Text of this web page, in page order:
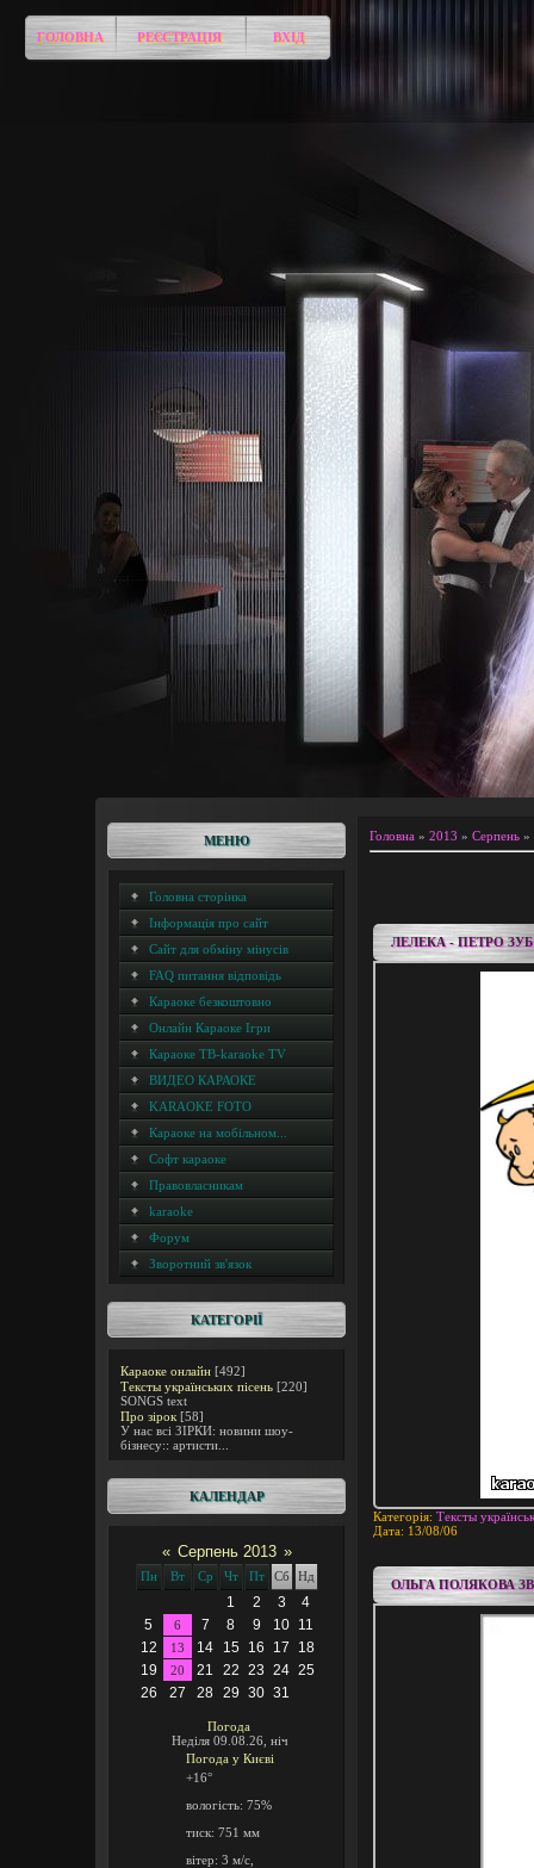
ГОЛОВНА РЕЄСТРАЦІЯ ВХІД
МЕНЮ
Головна сторінка
Інформація про сайт
Сайт для обміну мінусів
FAQ питання відповідь
Караоке безкоштовно
Онлайн Караоке Ігри
Караоке ТВ-karaoke TV
ВИДЕО КАРАОКЕ
KARAOKE FOTO
Караоке на мобільном...
Софт караоке
Правовласникам
karaoke
Форум
Зворотний зв'язок
КАТЕГОРІЇ
Караоке онлайн [492]
Тексты українських пісень [220]
SONGS text
Про зірок [58]
У нас всі ЗІРКИ: новини шоу-
бізнесу:: артисти...
КАЛЕНДАР
« Серпень 2013 »
Пн Вт Ср Чт Пт Сб Нд
1 2 3
4
5
6 7 8 9 10 11
12
13 14 15 16 17
18
19
20 21 22 23 24 25
26
27 28 29 30 31
Погода
Неділя 09.08.26, ніч
Погода у Києві
+16°
вологість: 75%
тиск: 751 мм
вітер: 3 м/с,
Головна » 2013 » Серпень »
ЛЕЛЕКА - ПЕТРО ЗУБ
Категорія: Тексты
Дата: 13/08/06
ОЛЬГА ПОЛЯКОВА